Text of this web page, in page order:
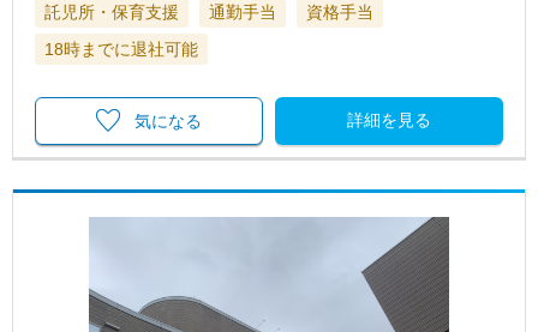
託児所・保育支援 通勤手当
資格手当
18時までに退社可能
詳細を見る
気になる